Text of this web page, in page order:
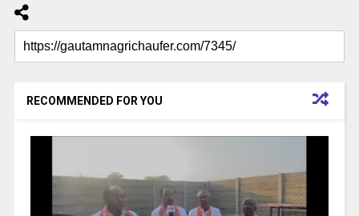
RECOMMENDED FOR YOU